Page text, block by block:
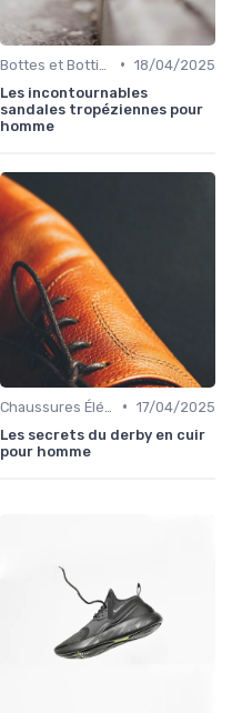
• 18/04/2025
Les incontournables
sandales tropéziennes pour
homme
• 17/04/2025
Les secrets du derby en cuir
pour homme